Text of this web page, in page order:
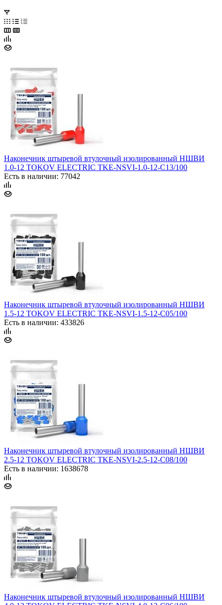
Наконечник штыревой втулочный изолированный НШВИ
1.0-12 TOKOV ELECTRIC TKE-NSVI-1.0-12-C13/100
Есть в наличии: 77042
Наконечник штыревой втулочный изолированный НШВИ
1.5-12 TOKOV ELECTRIC TKE-NSVI-1.5-12-C05/100
Есть в наличии: 433826
Наконечник штыревой втулочный изолированный НШВИ
2.5-12 TOKOV ELECTRIC TKE-NSVI-2.5-12-C08/100
Есть в наличии: 1638678
Наконечник штыревой втулочный изолированный НШВИ